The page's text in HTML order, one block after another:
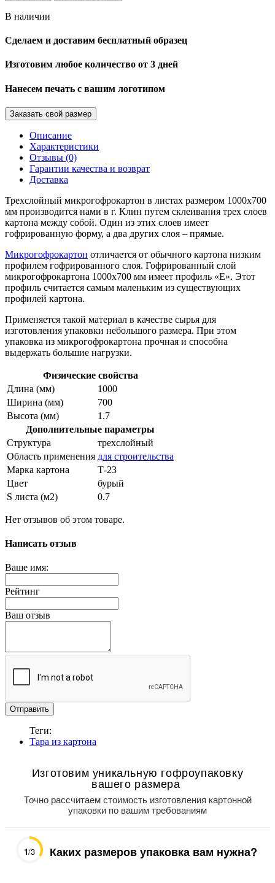
В наличии
Сделаем и доставим бесплатный образец
Изготовим любое количество от 3 дней
Нанесем печать с вашим логотипом
Заказать свой размер
Описание
Характеристики
Отзывы (0)
Гарантии качества и возврат
Доставка
Трехслойный микрогофрокартон в листах размером 1000х700
мм производится нами в г. Клин путем склеивания трех слоев
картона между собой. Один из этих слоев имеет
гофрированную форму, а два других слоя – прямые.
Микрогофрокартон отличается от обычного картона низким
профилем гофрированного слоя. Гофрированный слой
микрогофрокартона 1000х700 мм имеет профиль «Е». Этот
профиль считается самым маленьким из существующих
профилей картона.
Применяется такой материал в качестве сырья для
изготовления упаковки небольшого размера. При этом
упаковка из микрогофрокартона прочная и способна
выдержать большие нагрузки.
Физические свойства
Длина (мм)
1000
Ширина (мм)
700
Высота (мм)
1.7
Дополнительные параметры
Структура
трехслойный
Область применения для строительства
Марка картона
Т-23
Цвет
бурый
S листа (м2)
0.7
Нет отзывов об этом товаре.
Написать отзыв
Ваше имя:
Рейтинг
Ваш отзыв
Отправить
Теги:
Тара из картона
Изготовим уникальную гофроупаковку
вашего размера
Точно рассчитаем стоимость изготовления картонной
упаковки по вашим требованиям
1/3 Каких размеров упаковка вам нужна?